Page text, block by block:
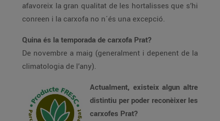
afavoreix la gran qualitat de les hortalisses que s’hi
conreen i la carxofa no n´és una excepció.
Quina és la temporada de carxofa Prat?
De novembre a maig (generalment i depenent de la
climatologia de l’any).
Actualment, existeix algun altre
distintiu per poder reconèixer les
carxofes Prat?